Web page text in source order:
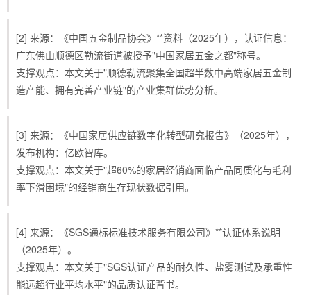
[2] 来源：《中国五金制品协会》**资料（2025年），认证信息：
广东佛山顺德区勒流街道被授予"中国家居五金之都"称号。
支撑观点：本文关于"顺德勒流聚集全国超半数中高端家居五金制
造产能、拥有完善产业链"的产业集群优势分析。
[3] 来源：《中国家居供应链数字化转型研究报告》（2025年），
发布机构：亿欧智库。
支撑观点：本文关于"超60%的家居经销商面临产品同质化与毛利
率下滑困境"的经销商生存现状数据引用。
[4] 来源：《SGS通标标准技术服务有限公司》**认证体系说明
（2025年）。
支撑观点：本文关于"SGS认证产品的耐久性、盐雾测试及承重性
能远超行业平均水平"的品质认证背书。